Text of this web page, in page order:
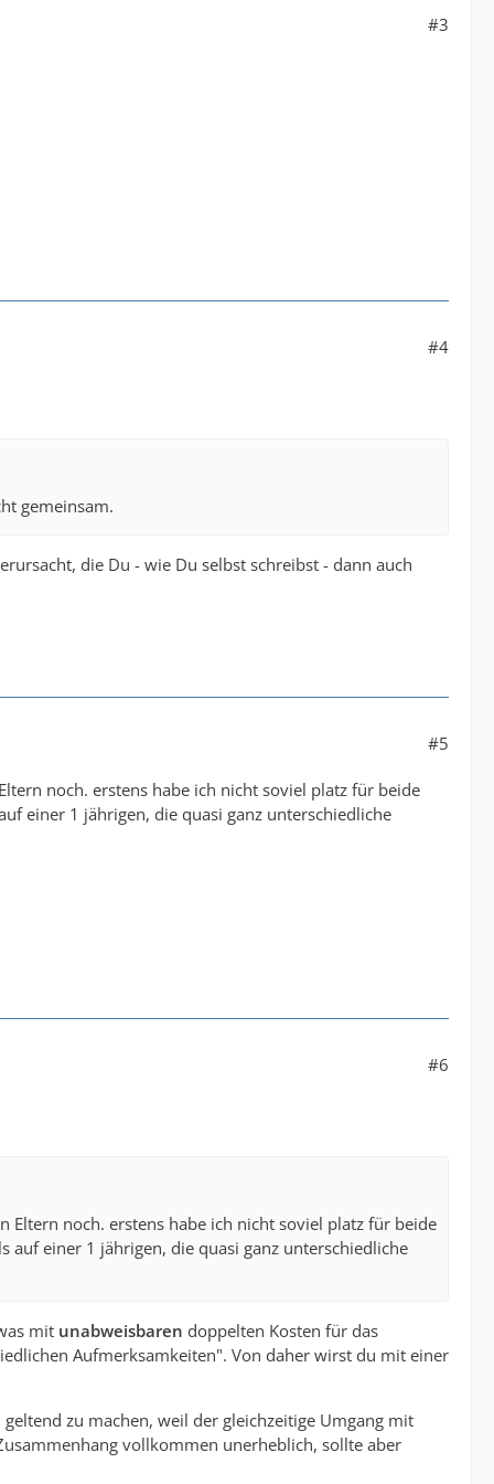
#3
#4
gemeinsam.
die Du - wie Du selbst schreibst - dann auch
#5
noch. erstens habe ich nicht soviel platz für beide
einer 1 jährigen, die quasi ganz unterschiedliche
#6
noch. erstens habe ich nicht soviel platz für beide
einer 1 jährigen, die quasi ganz unterschiedliche
mit unabweisbaren doppelten Kosten für das
Aufmerksamkeiten". Von daher wirst du mit einer
zu machen, weil der gleichzeitige Umgang mit
vollkommen unerheblich, sollte aber